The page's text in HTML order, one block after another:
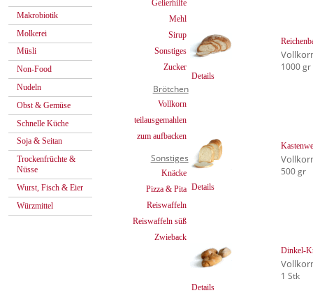
Makrobiotik
Molkerei
Müsli
Non-Food
Nudeln
Obst & Gemüse
Schnelle Küche
Soja & Seitan
Trockenfrüchte &
Nüsse
Wurst, Fisch & Eier
Würzmittel
Gelierhilfe
Mehl
Sirup
Sonstiges
Zucker
Brötchen
Vollkorn
teilausgemahlen
zum aufbacken
Sonstiges
Knäcke
Pizza & Pita
Reiswaffeln
Reiswaffeln süß
Zwieback
Details
1000 gr
Details
500 gr
Details
Dinkel-
1 Stk